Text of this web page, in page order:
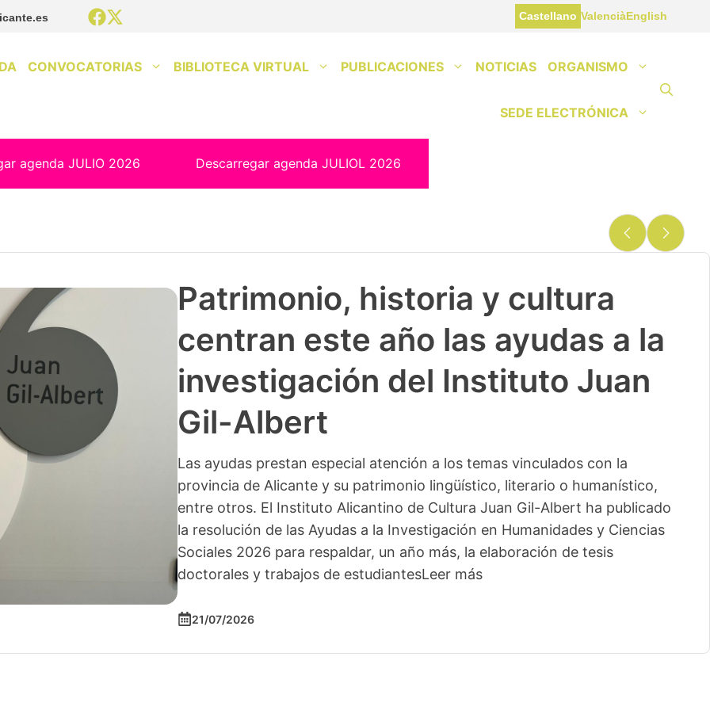
Castellano ValenciàEnglish
CONVOCATORIAS BIBLIOTECA VIRTUAL PUBLICACIONES NOTICIAS ORGANISMO
SEDE ELECTRÓNICA
agenda JULIO 2026 Descarregar agenda JULIOL 2026
Patrimonio, historia y cultura
centran este año las ayudas a la
investigación del Instituto Juan
Gil-Albert
Las ayudas prestan especial atención a los temas vinculados con la
provincia de Alicante y su patrimonio lingüístico, literario o humanístico,
entre otros. El Instituto Alicantino de Cultura Juan Gil-Albert ha publicado
la resolución de las Ayudas a la Investigación en Humanidades y Ciencias
Sociales 2026 para respaldar, un año más, la elaboración de tesis
doctorales y trabajos de estudiantesLeer más
21/07/2026